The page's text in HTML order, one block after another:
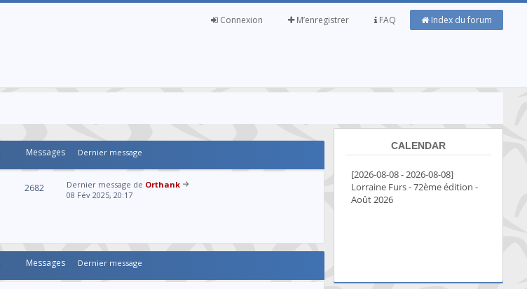
Index du forum
FAQ
M’enregistrer
Connexion
Messages Dernier message
2682 Dernier message de Orthank
08 Fév 2025, 20:17
Messages Dernier message
CALENDAR